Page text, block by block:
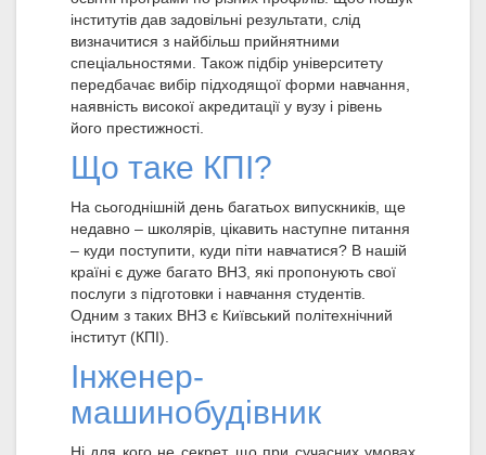
інститутів дав задовільні результати, слід
визначитися з найбільш прийнятними
спеціальностями. Також підбір університету
передбачає вибір підходящої форми навчання,
наявність високої акредитації у вузу і рівень
його престижності.
Що таке КПІ?
На сьогоднішній день багатьох випускників, ще
недавно – школярів, цікавить наступне питання
– куди поступити, куди піти навчатися? В нашій
країні є дуже багато ВНЗ, які пропонують свої
послуги з підготовки і навчання студентів.
Одним з таких ВНЗ є Київський політехнічний
інститут (КПІ).
Інженер-
машинобудівник